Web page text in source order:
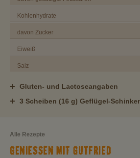
Kohlenhydrate
davon Zucker
Eiweiß
Salz
Gluten- und Lactoseangaben
3 Scheiben (16 g) Geflügel-
Alle Rezepte
GENIESSEN MIT GUTFRIED